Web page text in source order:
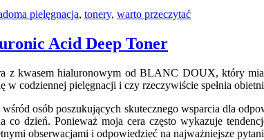
pielęgnacja, tonery, warto przeczytać
Acid Deep Toner
z kwasem hialuronowym od BLANC DOUX, który
codziennej pielęgnacji i czy rzeczywiście spełnia
osób poszukujących skutecznego wsparcia dla
dzień. Ponieważ moja cera często wykazuje
obserwacjami i odpowiedzieć na najważniejsze